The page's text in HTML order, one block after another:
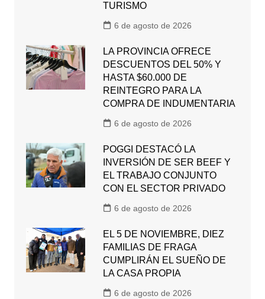
TURISMO
6 de agosto de 2026
LA PROVINCIA OFRECE
DESCUENTOS DEL 50% Y
HASTA $60.000 DE
REINTEGRO PARA LA
COMPRA DE INDUMENTARIA
6 de agosto de 2026
POGGI DESTACÓ LA
INVERSIÓN DE SER BEEF Y
EL TRABAJO CONJUNTO
CON EL SECTOR PRIVADO
6 de agosto de 2026
EL 5 DE NOVIEMBRE, DIEZ
FAMILIAS DE FRAGA
CUMPLIRÁN EL SUEÑO DE
LA CASA PROPIA
6 de agosto de 2026